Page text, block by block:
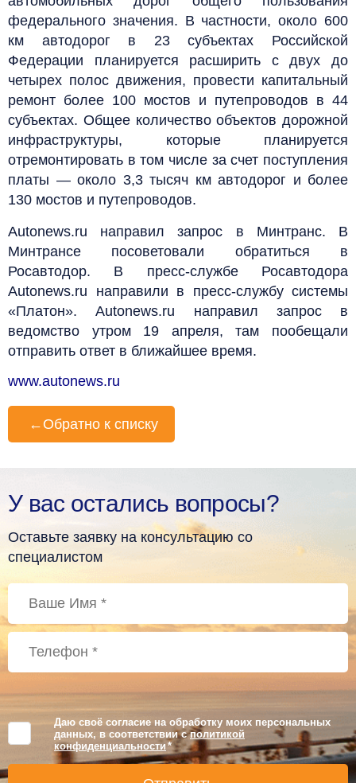
федерального значения. В частности, около 600
км автодорог в 23 субъектах Российской
Федерации планируется расширить с двух до
четырех полос движения, провести капитальный
ремонт более 100 мостов и путепроводов в 44
субъектах. Общее количество объектов дорожной
инфраструктуры, которые планируется
отремонтировать в том числе за счет поступления
платы — около 3,3 тысяч км автодорог и более
130 мостов и путепроводов.
Autonews.ru направил запрос в Минтранс. В
Минтрансе посоветовали обратиться в
Росавтодор. В пресс-службе Росавтодора
Autonews.ru направили в пресс-службу системы
«Платон». Autonews.ru направил запрос в
ведомство утром 19 апреля, там пообещали
отправить ответ в ближайшее время.
www.autonews.ru
← Обратно к списку
У вас остались вопросы?
Оставьте заявку на консультацию со
специалистом
Даю своё согласие на обработку моих персональных
данных, в соответствии сполитикой
конфиденциальности *